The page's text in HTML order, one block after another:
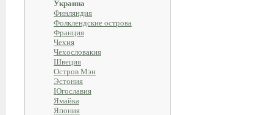
Украина
Финляндия
Фолклендские острова
Франция
Чехия
Чехословакия
Швеция
Остров Мэн
Эстония
Югославия
Ямайка
Япония